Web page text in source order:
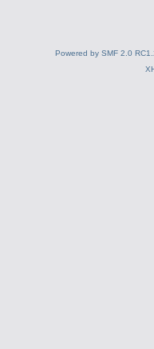
Powered by SMF 2.0